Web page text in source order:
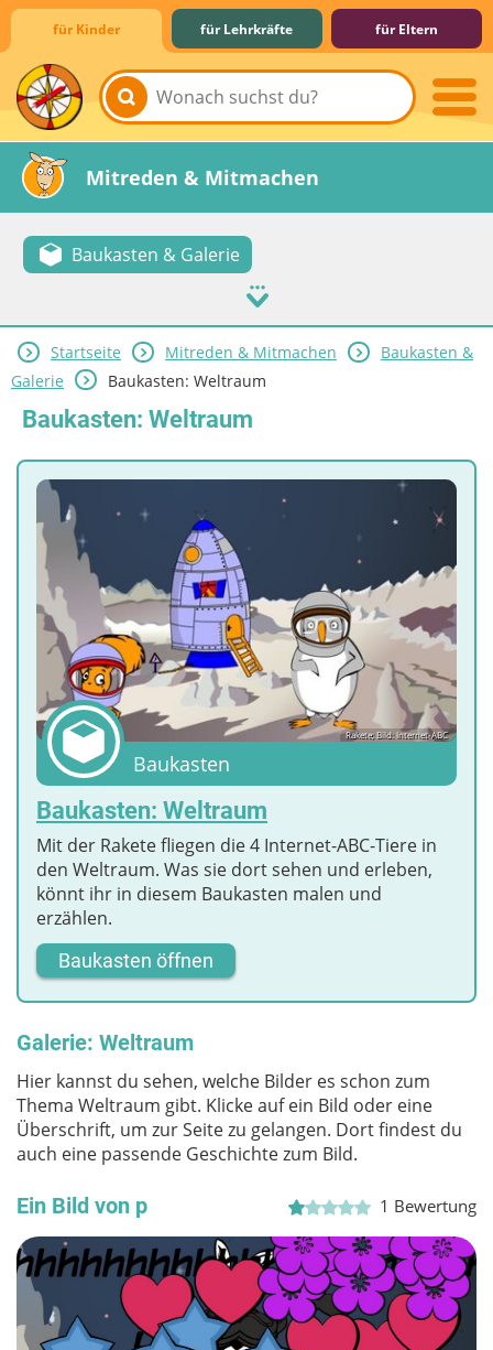
für Kinder für Lehrkräfte für Eltern
Lernen & Schule
Hobby & Freizeit
Spiel & Spaß
Mitreden & Mitmachen
Baukasten & Galerie
Startseite Mitreden & Mitmachen
Baukasten &
Galerie
Baukasten: Weltraum
Baukasten: Weltraum
Rakete; Bild: Internet-ABC
Baukasten
Baukasten: Weltraum
Mit der Rakete fliegen die 4 Internet-ABC-Tiere in
den Weltraum. Was sie dort sehen und erleben,
könnt ihr in diesem Baukasten malen und
erzählen.
Baukasten öffnen
Galerie: Weltraum
Hier kannst du sehen, welche Bilder es schon zum
Thema Weltraum gibt. Klicke auf ein Bild oder eine
Überschrift, um zur Seite zu gelangen. Dort findest du
auch eine passende Geschichte zum Bild.
Ein Bild von p 1 Bewertung